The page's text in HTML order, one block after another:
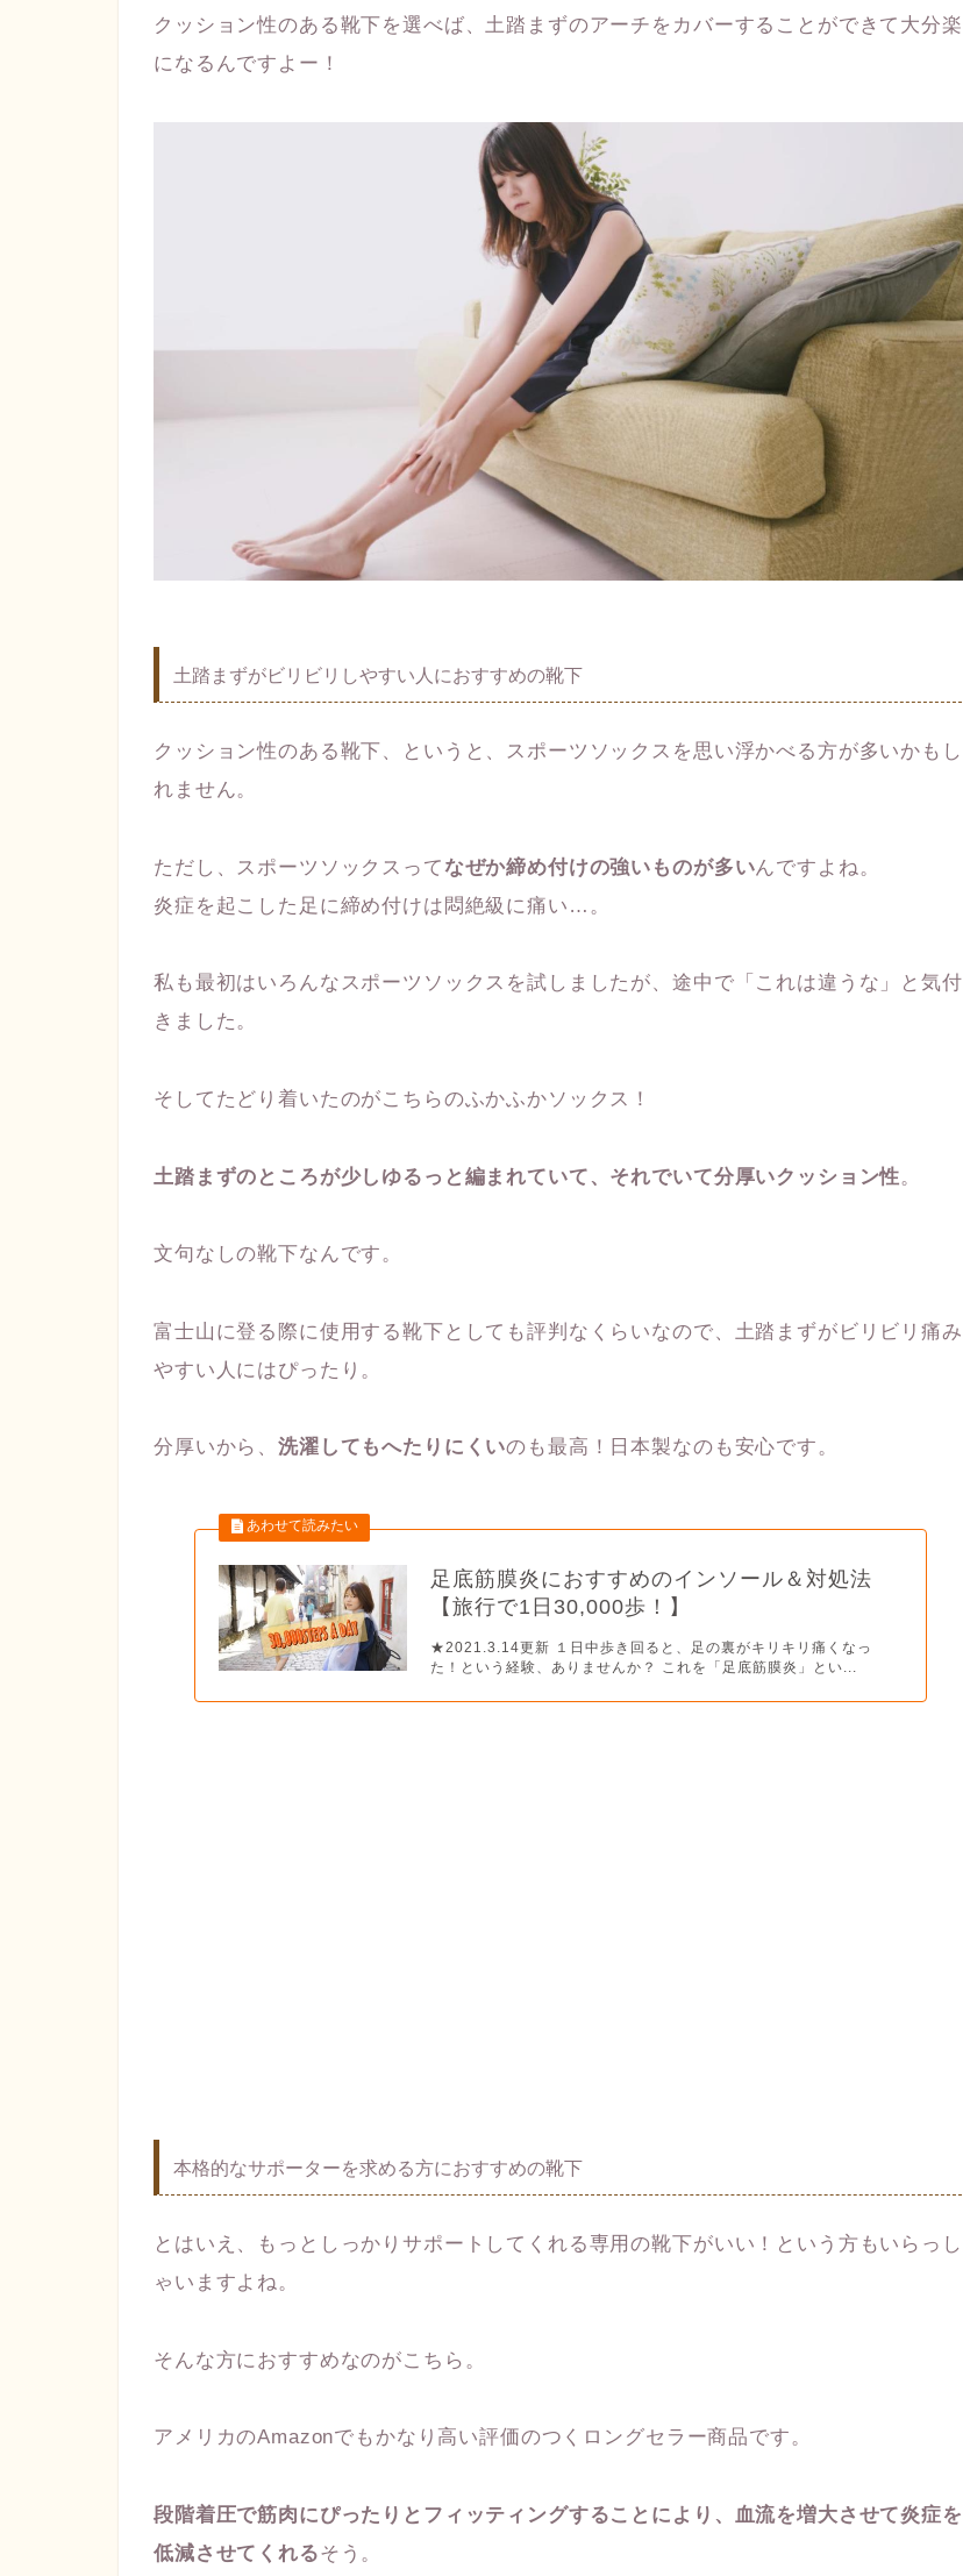
クッション性のある靴下を選べば、土踏まずのアーチをカバーすることができて大分楽
になるんですよー！
土踏まずがビリビリしやすい人におすすめの靴下
クッション性のある靴下、というと、スポーツソックスを思い浮かべる方が多いかもし
れません。
ただし、スポーツソックスってなぜか締め付けの強いものが多いんですよね。
炎症を起こした足に締め付けは悶絶級に痛い…。
私も最初はいろんなスポーツソックスを試しましたが、途中で「これは違うな」と気付
きました。
そしてたどり着いたのがこちらのふかふかソックス！
土踏まずのところが少しゆるっと編まれていて、それでいて分厚いクッション性。
文句なしの靴下なんです。
富士山に登る際に使用する靴下としても評判なくらいなので、土踏まずがビリビリ痛み
やすい人にはぴったり。
分厚いから、洗濯してもへたりにくいのも最高！日本製なのも安心です。
足底筋膜炎におすすめのインソール＆対処法
【旅行で1日30,000歩！】
★2021.3.14更新 １日中歩き回ると、足の裏がキリキリ痛くなっ
た！という経験、ありませんか？ これを「足底筋膜炎」とい...
本格的なサポーターを求める方におすすめの靴下
とはいえ、もっとしっかりサポートしてくれる専用の靴下がいい！という方もいらっし
ゃいますよね。
そんな方におすすめなのがこちら。
アメリカのAmazonでもかなり高い評価のつくロングセラー商品です。
段階着圧で筋肉にぴったりとフィッティングすることにより、血流を増大させて炎症を
低減させてくれるそう。